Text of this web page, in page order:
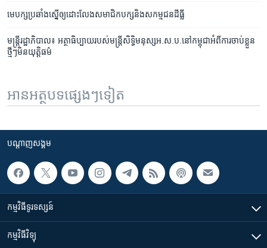
មេ​បក្ស​ប្រឆាំង​ស្នើ​​​ឲ្យ​ដោះលែង​​សមាជិក​បក្ស​និង​សកម្មជន​ដីធ្លី
មន្ត្រី​រដ្ឋាភិបាល៖ ​អត្ថាធិប្បាយ​របស់​​មន្ត្រី​សិទ្ធិ​មនុស្ស​អ.ស.ប.​នៅ​កម្ពុជា​អំពី​ការ​ចាប់​ខ្លួន​
ថ្មីៗ​​មិន​យុត្តិធម៌
អានអត្ថបទផ្សេងៗទៀត
បណ្តាញ​សង្គម
កម្មវិធី​ទូរទស្សន៍
កម្មវិធី​វិទ្យុ